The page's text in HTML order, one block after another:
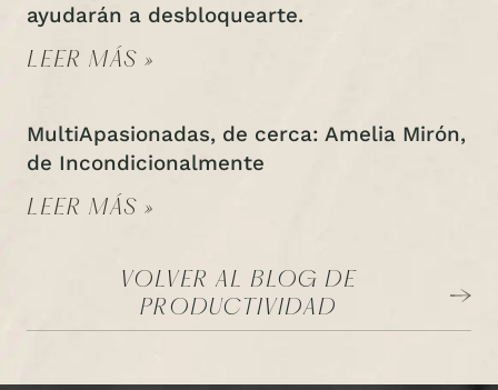
ayudarán a desbloquearte.
LEER MÁS »
MultiApasionadas, de cerca: Amelia Mirón,
de Incondicionalmente
LEER MÁS »
VOLVER AL BLOG DE
PRODUCTIVIDAD